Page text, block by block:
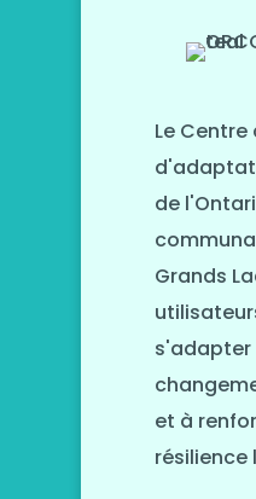
Le
de
Grands
s'adapter
et à
résilience